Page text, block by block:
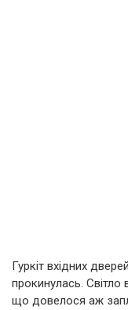
Гуркіт вхідних
прокинулась. Світло
що довелося аж